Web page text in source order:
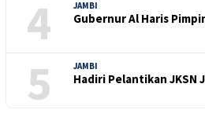
4 JAMBI
Gubernur Al Haris
5 JAMBI
Hadiri Pelantikan JKSN